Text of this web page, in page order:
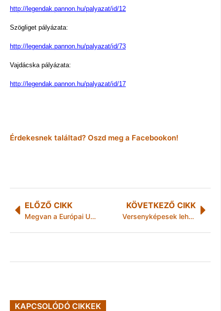
http://legendak.pannon.hu/palyazat/id/12
Szögliget pályázata:
http://legendak.pannon.hu/palyazat/id/73
Vajdácska pályázata:
http://legendak.pannon.hu/palyazat/id/17
Érdekesnek találtad? Oszd meg a Facebookon!
ELŐZŐ CIKK
Megvan a Európai Unió Kulturális Öröksége Nagydíjának 2009-es hét nyertese
KÖVETKEZŐ CIKK
Versenyképesek lehetünk-e az Európai Unióban?
KAPCSOLÓDÓ CIKKEK